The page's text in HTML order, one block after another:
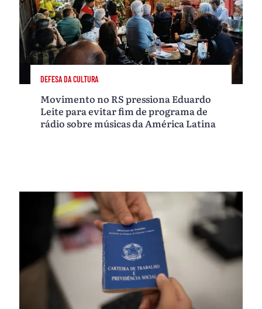
DEFESA DA CULTURA
Movimento no RS pressiona Eduardo
Leite para evitar fim de programa de
rádio sobre músicas da América Latina